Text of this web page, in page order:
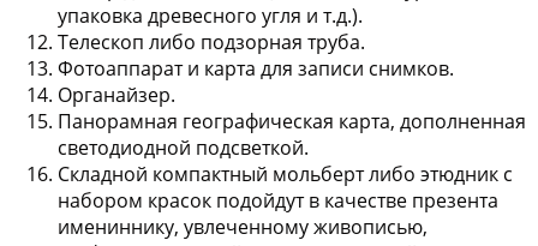
упаковка древесного угля и т.д.).
Телескоп либо подзорная труба.
Фотоаппарат и карта для записи снимков.
Органайзер.
Панорамная географическая карта, дополненная
светодиодной подсветкой.
Складной компактный мольберт либо этюдник с
набором красок подойдут в качестве презента
имениннику, увлеченному живописью,